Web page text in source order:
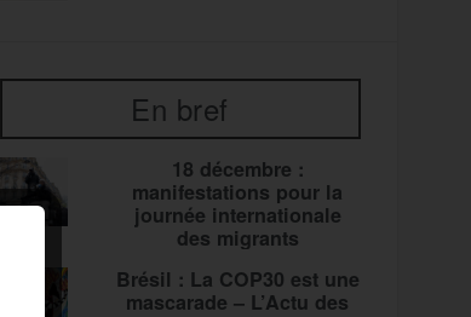
En bref
18 décembre :
manifestations pour la
journée internationale
des migrants
Brésil : La COP30 est une
mascarade – L’Actu des